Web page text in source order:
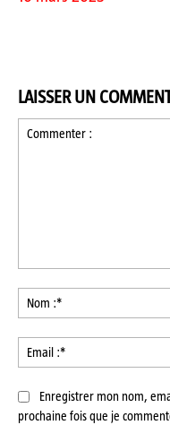
LAISSER UN
Enregistrer mon nom,
prochaine fois que je